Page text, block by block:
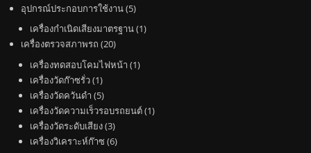
ค้
า
สิ
อุปกรณ์ประกอบการใช้งาน 55
สิ
า
เครื่องกำเนิดเสียงมาตรฐาน 11
เครื่องตรวจสภาพรถ 202
เครื่องทดสอบโคมไฟหน้า 11
ค้
เครื่องวัดก๊าซรั่ว 11
สิ
น
ค้
า
เครื่องวัดควันดำ 55
สิ
น
ค้
เครื่องวัดความเร็วรอบรถยนต์ 11
เครื่องวัดระดับเสียง 33
สิ
เครื่องวิเคราะห์ก๊าซ 66